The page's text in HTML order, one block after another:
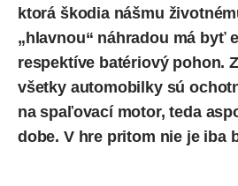
ktorá škodia nášmu
„hlavnou“ náhradou má byť
respektíve batériový pohon.
všetky automobilky sú
na spaľovací motor, teda
dobe. V hre pritom nie je iba